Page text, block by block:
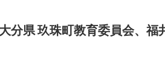
大分県 玖珠町教育委員会、